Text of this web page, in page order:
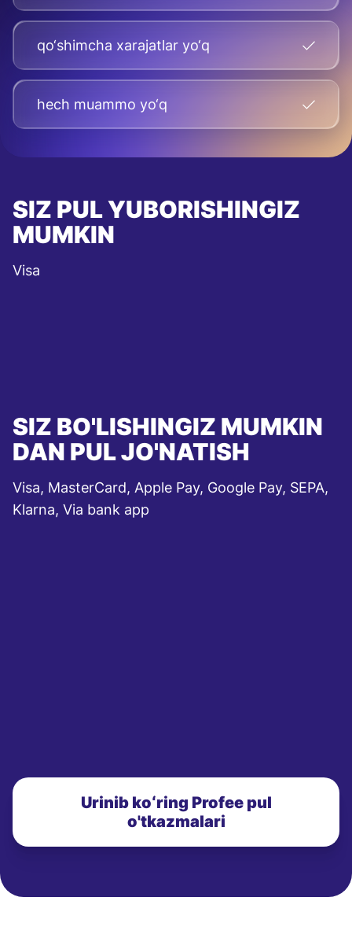
qo‘shimcha xarajatlar yo‘q
hech muammo yo‘q
SIZ PUL YUBORISHINGIZ
MUMKIN
Visa
SIZ BO'LISHINGIZ MUMKIN
DAN PUL JO'NATISH
Visa, MasterCard, Apple Pay, Google Pay, SEPA,
Klarna, Via bank app
Urinib koʻring Profee pul
o'tkazmalari